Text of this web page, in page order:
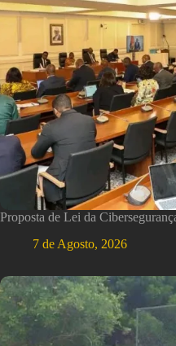
Proposta de Lei da
7 de Agosto, 2026